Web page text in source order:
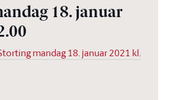
18. januar
mandag 18. januar 2021 kl.